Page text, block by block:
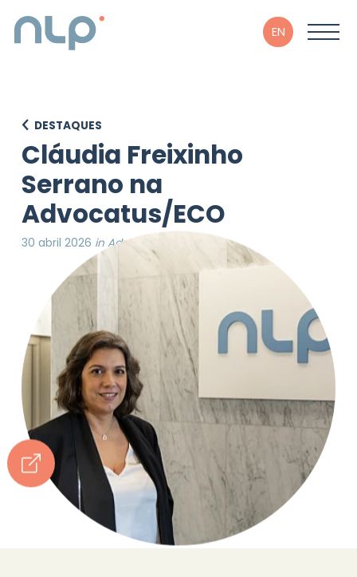
EN
DESTAQUES
Cláudia Freixinho
Serrano na
Advocatus/ECO
30 abril 2026 in Advocatus/ECO